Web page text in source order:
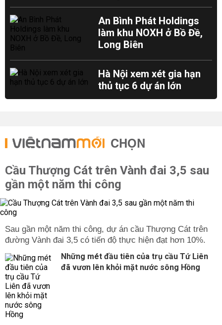
An Bình Phát Holdings
làm khu NOXH ở Bồ Đề,
Long Biên
Hà Nội xem xét gia hạn
thủ tục 6 dự án lớn
CHỌN
Cầu Thượng Cát trên Vành đai 3,5 sau
gần một năm thi công
Sau gần một năm thi công, dự án cầu Thượng Cát trên
đường Vành đai 3,5 có tiến độ thực hiện đạt hơn 10%.
Những mét đầu tiên của trụ cầu Tứ Liên
đã vươn lên khỏi mặt nước sông Hồng